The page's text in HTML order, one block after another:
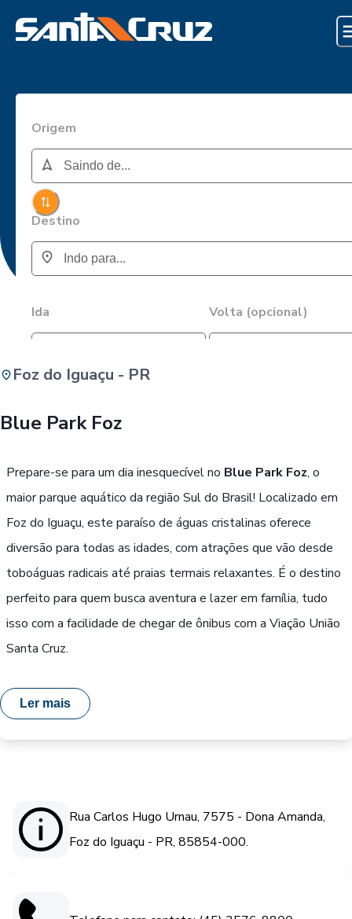
Origem
Destino
Ida Volta (opcional)
Foz do Iguaçu - PR
Blue Park Foz
Prepare-se para um dia inesquecível no Blue Park Foz, o
maior parque aquático da região Sul do Brasil! Localizado em
Foz do Iguaçu, este paraíso de águas cristalinas oferece
diversão para todas as idades, com atrações que vão desde
toboáguas radicais até praias termais relaxantes. É o destino
perfeito para quem busca aventura e lazer em família, tudo
isso com a facilidade de chegar de ônibus com a Viação União
Santa Cruz.
Ler mais
Rua Carlos Hugo Urnau, 7575 - Dona Amanda,
Foz do Iguaçu - PR, 85854-000.